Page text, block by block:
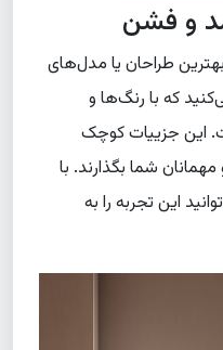
و فشن
طراحان یا مدل‌های
که با رنگ‌ها و
این جزییات کوچک
شما بگذارند. با
این تجربه را به